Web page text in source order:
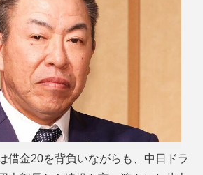
借金20を背負いながらも、中日ドラ